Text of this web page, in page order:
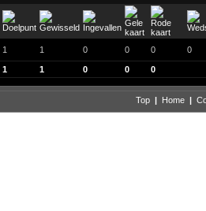
1 1 0 0 0 0
1 1 0 0 0
Top | Home |